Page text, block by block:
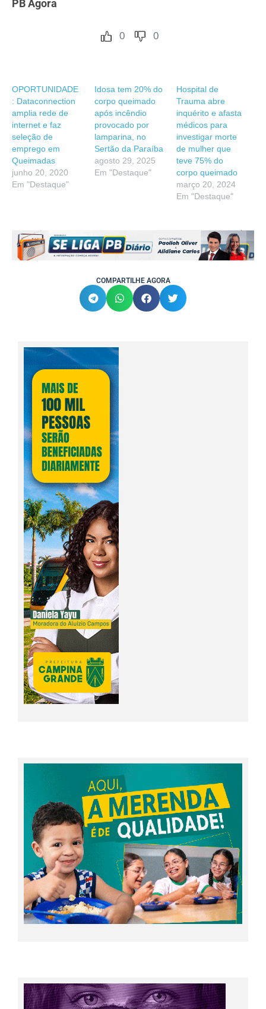
PB Agora
0 0
OPORTUNIDADE
: Dataconnection
amplia rede de
internet e faz
seleção de
emprego em
Queimadas
junho 20, 2020
Em "Destaque"
Idosa tem 20% do
corpo queimado
após incêndio
provocado por
lamparina, no
Sertão da Paraíba
agosto 29, 2025
Em "Destaque"
Hospital de
Trauma abre
inquérito e afasta
médicos para
investigar morte
de mulher que
teve 75% do
corpo queimado
março 20, 2024
Em "Destaque"
COMPARTILHE AGORA